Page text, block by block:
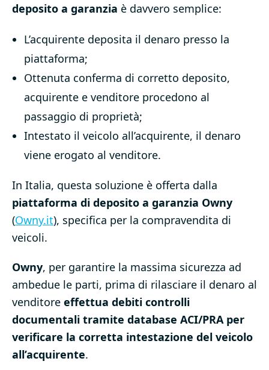
deposito a garanzia è davvero semplice:
L’acquirente deposita il denaro presso la
piattaforma;
Ottenuta conferma di corretto deposito,
acquirente e venditore procedono al
passaggio di proprietà;
Intestato il veicolo all’acquirente, il denaro
viene erogato al venditore.
In Italia, questa soluzione è offerta dalla
piattaforma di deposito a garanzia Owny
(Owny.it), specifica per la compravendita di
veicoli.
Owny, per garantire la massima sicurezza ad
ambedue le parti, prima di rilasciare il denaro al
venditore effettua debiti controlli
documentali tramite database ACI/PRA per
verificare la corretta intestazione del veicolo
all’acquirente.